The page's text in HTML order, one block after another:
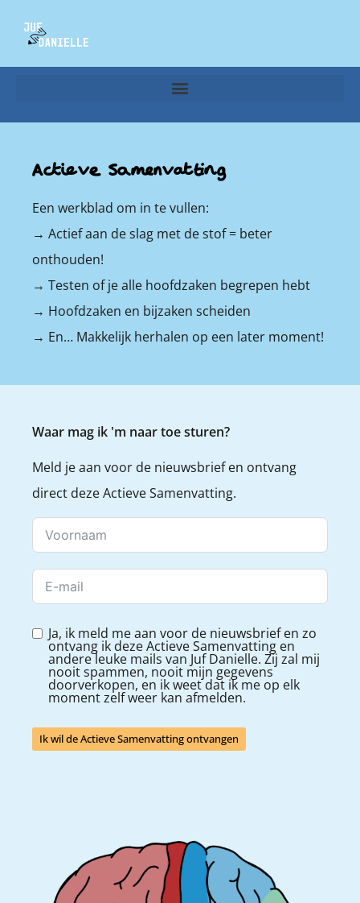
Actieve Samenvatting
Een werkblad om in te vullen:
→ Actief aan de slag met de stof = beter
onthouden!
→ Testen of je alle hoofdzaken begrepen hebt
→ Hoofdzaken en bijzaken scheiden
→ En… Makkelijk herhalen op een later moment!
Waar mag ik 'm naar toe sturen?
Meld je aan voor de nieuwsbrief en ontvang
direct deze Actieve Samenvatting.
Ja, ik meld me aan voor de nieuwsbrief en zo
ontvang ik deze Actieve Samenvatting en
andere leuke mails van Juf Danielle. Zij zal mij
nooit spammen, nooit mijn gegevens
doorverkopen, en ik weet dat ik me op elk
moment zelf weer kan afmelden.
Ik wil de Actieve Samenvatting ontvangen